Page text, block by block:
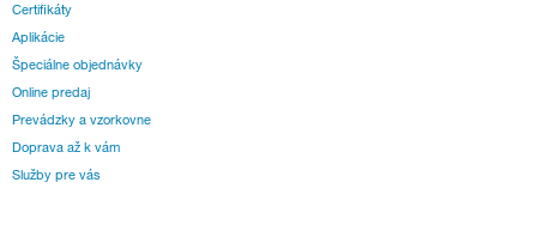
Certifikáty
Aplikácie
Špeciálne objednávky
Online predaj
Prevádzky a vzorkovne
Doprava až k vám
Služby pre vás